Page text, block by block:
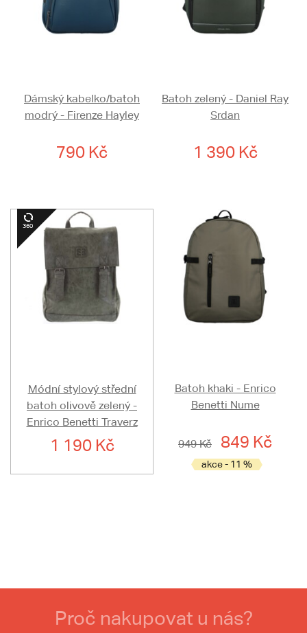
Dámský kabelko/batoh
modrý - Firenze Hayley
790 Kč
Batoh zelený - Daniel Ray
Srdan
1 390 Kč
Módní stylový střední
batoh olivově zelený -
Enrico Benetti Traverz
1 190 Kč
Batoh khaki - Enrico
Benetti Nume
949 Kč 849 Kč
akce - 11 %
Proč nakupovat u nás?